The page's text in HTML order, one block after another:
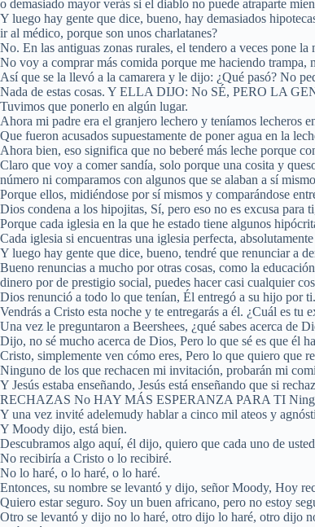
o demasiado mayor verás si el diablo no puede atraparte
Y luego hay gente que dice, bueno, hay demasiados
ir al médico, porque son unos charlatanes?
No. En las antiguas zonas rurales, el tendero a veces pone
No voy a comprar más comida porque me haciendo trampa,
Así que se la llevó a la camarera y le dijo: ¿Qué pasó? No
Nada de estas cosas. Y ELLA DIJO: No SÉ, PERO LA
Tuvimos que ponerlo en algún lugar.
Ahora mi padre era el granjero lechero y teníamos lecheros
Que fueron acusados supuestamente de poner agua en la
Ahora bien, eso significa que no beberé más leche porque
Claro que voy a comer sandía, solo porque una cosita y
número ni comparamos con algunos que se alaban a sí
Porque ellos, midiéndose por sí mismos y comparándose
Dios condena a los hipojitas, Sí, pero eso no es excusa para
Porque cada iglesia en la que he estado tiene algunos
Cada iglesia si encuentras una iglesia perfecta,
Y luego hay gente que dice, bueno, tendré que renunciar a
Bueno renuncias a mucho por otras cosas, como la
dinero por de prestigio social, puedes hacer casi cualquier
Dios renunció a todo lo que tenían, Él entregó a su hijo por ti.
Vendrás a Cristo esta noche y te entregarás a él. ¿Cuál es tu
Una vez le preguntaron a Beershees, ¿qué sabes acerca de
Dijo, no sé mucho acerca de Dios, Pero lo que sé es que él
Cristo, simplemente ven cómo eres, Pero lo que quiero que
Ninguno de los que rechacen mi invitación, probarán mi
Y Jesús estaba enseñando, Jesús está enseñando que si
RECHAZAS No HAY MÁS ESPERANZA PARA TI
Y una vez invité adelemudy hablar a cinco mil ateos y
Y Moody dijo, está bien.
Descubramos algo aquí, él dijo, quiero que cada uno de
No recibiría a Cristo o lo recibiré.
No lo haré, o lo haré, o lo haré.
Entonces, su nombre se levantó y dijo, señor Moody, Hoy
Quiero estar seguro. Soy un buen africano, pero no estoy
Otro se levantó y dijo no lo haré, otro dijo lo haré, otro dijo